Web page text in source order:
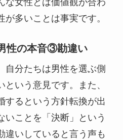
な女性とは価値観が合わ
多いことは事実です。
性の本音③勘違い
自分たちは男性を選ぶ側
いう意見です。また、
するという方針転換が出
いことを「決断」という
違いしていると言う声も